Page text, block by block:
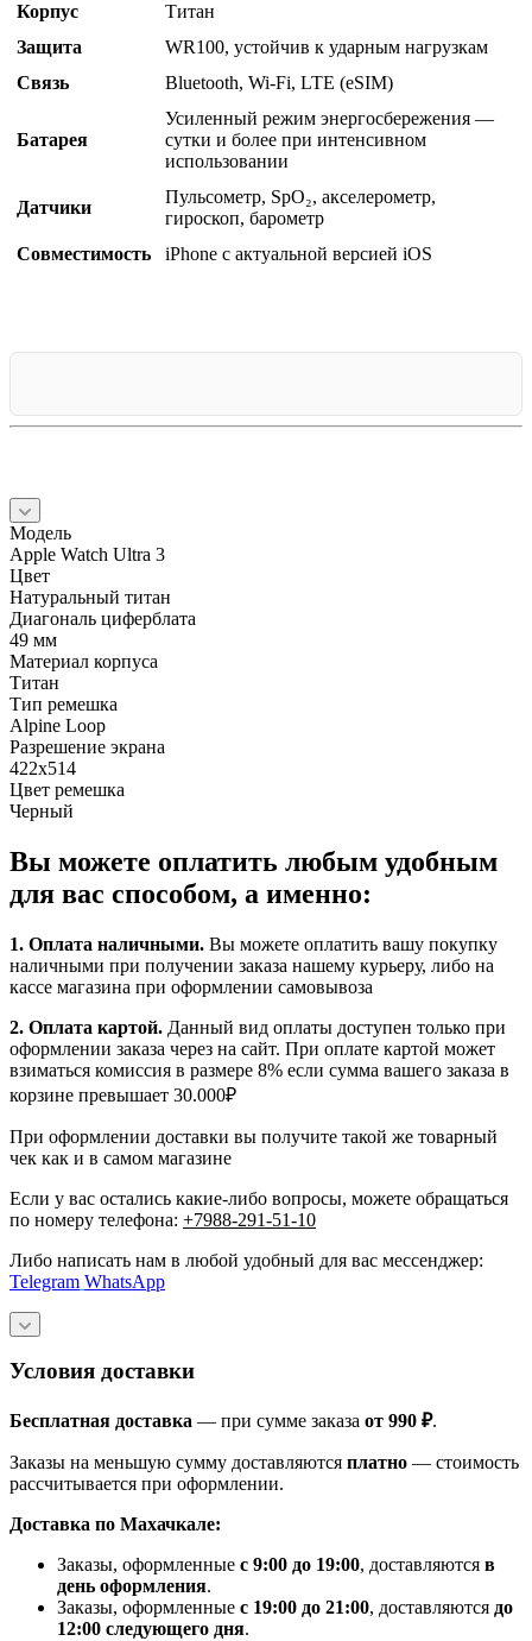
Корпус
Титан
Защита
WR100, устойчив к ударным нагрузкам
Связь
Bluetooth, Wi-Fi, LTE (eSIM)
Батарея
Усиленный режим энергосбережения —
сутки и более при интенсивном
использовании
Датчики
Пульсометр, SpO₂, акселерометр,
гироскоп, барометр
Совместимость
iPhone с актуальной версией iOS
Модель
Apple Watch Ultra 3
Цвет
Натуральный титан
Диагональ циферблата
49 мм
Материал корпуса
Титан
Тип ремешка
Alpine Loop
Разрешение экрана
422x514
Цвет ремешка
Черный
Вы можете оплатить любым удобным
для вас способом, а именно:
1. Оплата наличными. Вы можете оплатить вашу покупку
наличными при получении заказа нашему курьеру, либо на
кассе магазина при оформлении самовывоза
2. Оплата картой. Данный вид оплаты доступен только при
оформлении заказа через на сайт. При оплате картой может
взиматься комиссия в размере 8% если сумма вашего заказа в
корзине превышает 30.000₽
При оформлении доставки вы получите такой же товарный
чек как и в самом магазине
Если у вас остались какие-либо вопросы, можете обращаться
по номеру телефона: +7988-291-51-10
Либо написать нам в любой удобный для вас мессенджер:
Telegram WhatsApp
Условия доставки
Бесплатная доставка — при сумме заказа от 990 ₽.
Заказы на меньшую сумму доставляются платно — стоимость
рассчитывается при оформлении.
Доставка по Махачкале:
Заказы, оформленные с 9:00 до 19:00, доставляются в
день оформления.
Заказы, оформленные с 19:00 до 21:00, доставляются до
12:00 следующего дня.